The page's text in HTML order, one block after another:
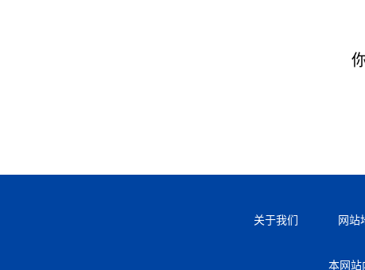
关于我们 网站
本网站